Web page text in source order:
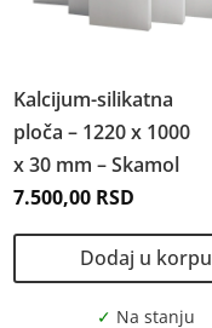
Kalcijum-silikatna
ploča – 1220 x 1000
x 30 mm – Skamol
7.500,00 RSD
Dodaj u korpu